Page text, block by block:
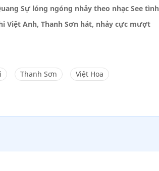
Sự lóng ngóng nhảy theo nhạc See tình
Việt Anh, Thanh Sơn hát, nhảy cực mượt
Thanh Sơn Việt Hoa